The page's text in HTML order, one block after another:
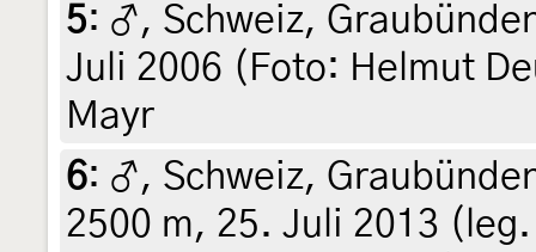
5: ♂, Schweiz,
Juli 2006 (Foto: Helmut
Mayr
6: ♂, Schweiz,
2500 m, 25. Juli 2013